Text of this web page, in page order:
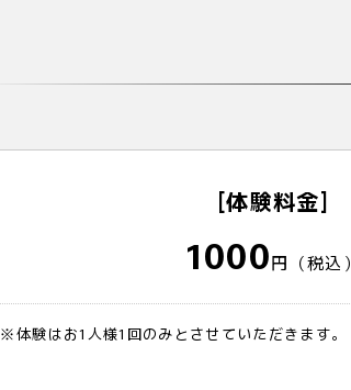
[体験料金]
1000円（税込）
※体験はお1人様1回のみとさせていただきます。